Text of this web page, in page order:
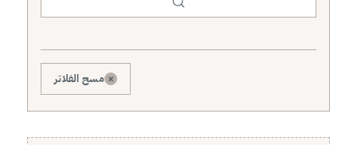
× مسح الفلاتر